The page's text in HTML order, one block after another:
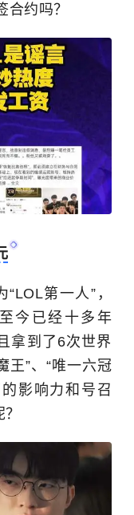
约吗？
第一人”，
今已经十多年
拿到了6次世界
王”、“唯一六冠
影响力和号召